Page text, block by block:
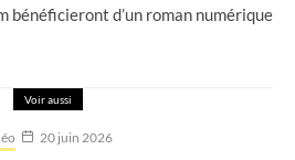
bénéficieront d’un roman numérique
Voir aussi
20 juin 2026